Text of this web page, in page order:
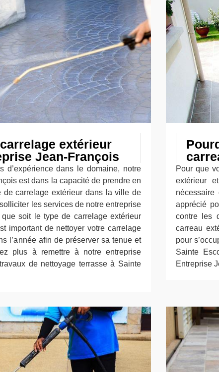
extérieur
Jean-François
d’expérience dans le domaine, notre
est dans la capacité de prendre en
de carrelage extérieur dans la ville de
les services de notre entreprise
soit le type de carrelage extérieur
important de nettoyer votre carrelage
l’année afin de préserver sa tenue et
plus à remettre à notre entreprise
de nettoyage terrasse à Sainte
Pour que
extérieur
apprécié
contre les
carreau
pour
Sainte
Entreprise